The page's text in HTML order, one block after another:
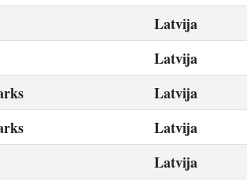
Latvija
Latvija
Latvija
Latvija
Latvija